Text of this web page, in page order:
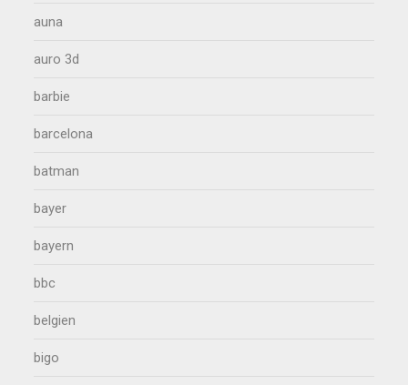
auna
auro 3d
barbie
barcelona
batman
bayer
bayern
bbc
belgien
bigo